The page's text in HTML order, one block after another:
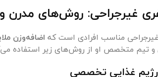
مناسب افرادی است که اضافه‌وزن
و تیم متخصص او از روش‌های زیر استفاده
غذایی تخصصی